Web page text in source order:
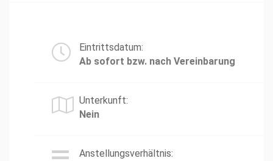
Eintrittsdatum:
Ab sofort bzw. nach Vereinbarung
Unterkunft:
Nein
Anstellungsverhältnis: